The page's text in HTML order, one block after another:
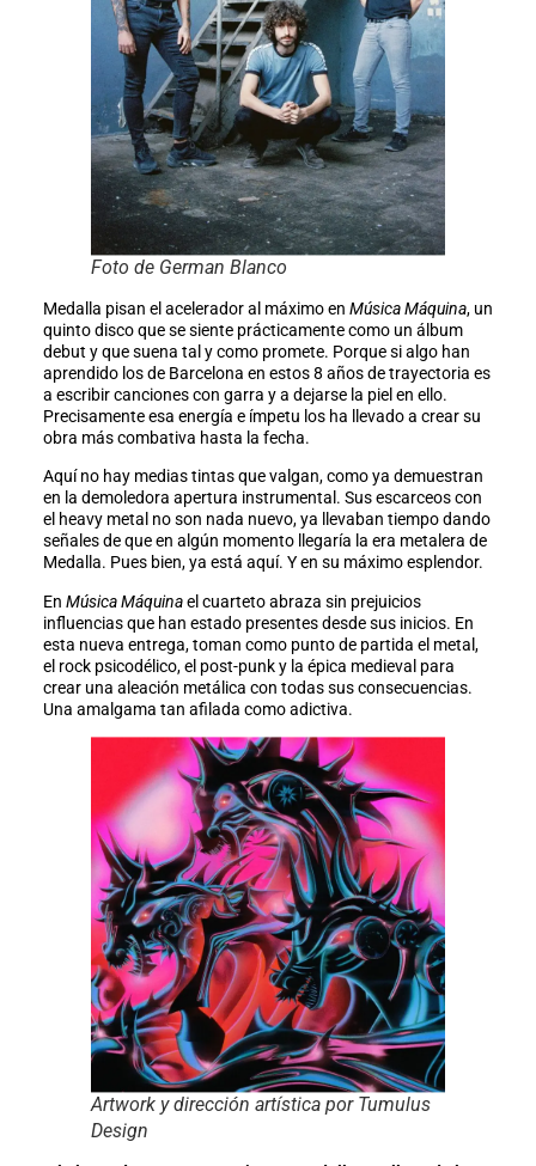
Foto de German Blanco
Medalla pisan el acelerador al máximo en Música Máquina, un
quinto disco que se siente prácticamente como un álbum
debut y que suena tal y como promete. Porque si algo han
aprendido los de Barcelona en estos 8 años de trayectoria es
a escribir canciones con garra y a dejarse la piel en ello.
Precisamente esa energía e ímpetu los ha llevado a crear su
obra más combativa hasta la fecha.
Aquí no hay medias tintas que valgan, como ya demuestran
en la demoledora apertura instrumental. Sus escarceos con
el heavy metal no son nada nuevo, ya llevaban tiempo dando
señales de que en algún momento llegaría la era metalera de
Medalla. Pues bien, ya está aquí. Y en su máximo esplendor.
En Música Máquinael cuarteto abraza sin prejuicios
influencias que han estado presentes desde sus inicios. En
esta nueva entrega, toman como punto de partida el metal,
el rock psicodélico, el post-punk y la épica medieval para
crear una aleación metálica con todas sus consecuencias.
Una amalgama tan afilada como adictiva.
Artwork y dirección artística por Tumulus
Design